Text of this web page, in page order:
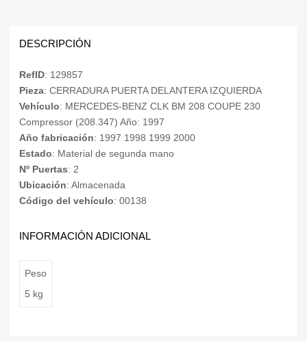
DESCRIPCIÓN
RefID: 129857
Pieza: CERRADURA PUERTA DELANTERA IZQUIERDA
Vehículo: MERCEDES-BENZ CLK BM 208 COUPE 230
Compressor (208.347) Año: 1997
Año fabricación: 1997 1998 1999 2000
Estado: Material de segunda mano
Nº Puertas: 2
Ubicación: Almacenada
Código del vehículo: 00138
INFORMACIÓN ADICIONAL
Peso
5 kg